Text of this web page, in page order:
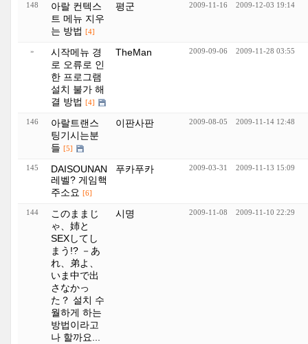
148
아랄 컨텍스
트 메뉴 지우
는 방법 [4]
평군 2009-11-16 2009-12-03 19:14
»
시작메뉴 경
로 오류로 인
한 프로그램
설치 불가 해
결 방법 [4]
TheMan 2009-09-06 2009-11-28 03:55
146
아랄트랜스
팅기시는분
들 [5]
이판사판 2009-08-05 2009-11-14 12:48
145
DAISOUNAN
레벨? 게임핵
주소요 [6]
푸카푸카 2009-03-31 2009-11-13 15:09
144
このままじ
ゃ、姉と
SEXしてし
まう!? －あ
れ、弟よ、
いま中で出
さなかっ
た？ 설치 수
월하게 하는
방법이라고
나 할까요...
시명 2009-11-08 2009-11-10 22:29